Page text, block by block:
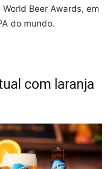
Beer Awards, em
do mundo.
com laranja